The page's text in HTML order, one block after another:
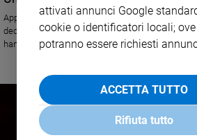
Approvato dall'azienda italiana del farmaco il
decadimento funzionale di quei malati che
hanno una disabilità moderata. Messo a punto
attivati annunci Google
cookie o identificatori locali;
potranno essere richiesti
ACCETTA TUTTO
Rifiuta tutto